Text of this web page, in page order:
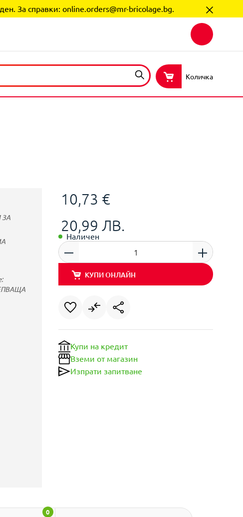
За справки: online.orders@mr-bricolage.bg.
Количка
10,73 €
20,99 ЛВ.
Наличен
КУПИ ОНЛАЙН
Купи на кредит
Вземи от магазин
Изпрати запитване
ЗА
0